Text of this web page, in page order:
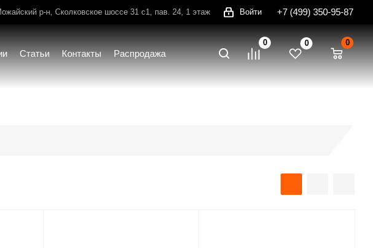
р-н, Сколковское шоссе 31 с1, пав. 24, 1 этаж Войти +7 (499) 350-95-87
Статьи Контакты Распродажа
0 0 0